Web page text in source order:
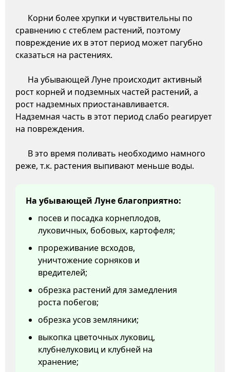
Корни более хрупки и чувствительны по
сравнению с стеблем растений, поэтому
повреждение их в этот период может пагубно
сказаться на растениях.
На убывающей Луне происходит активный
рост корней и подземных частей растений, а
рост надземных приостанавливается.
Надземная часть в этот период слабо реагирует
на повреждения.
В это время поливать необходимо намного
реже, т.к. растения выпивают меньше воды.
На убывающей Луне благоприятно:
посев и посадка корнеплодов,
луковичных, бобовых, картофеля;
прореживание всходов,
уничтожение сорняков и
вредителей;
обрезка растений для замедления
роста побегов;
обрезка усов земляники;
выкопка цветочных луковиц,
клубнелуковиц и клубней на
хранение;